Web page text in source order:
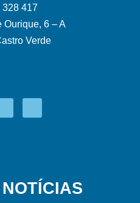
328 417
Ourique, 6 – A
Verde